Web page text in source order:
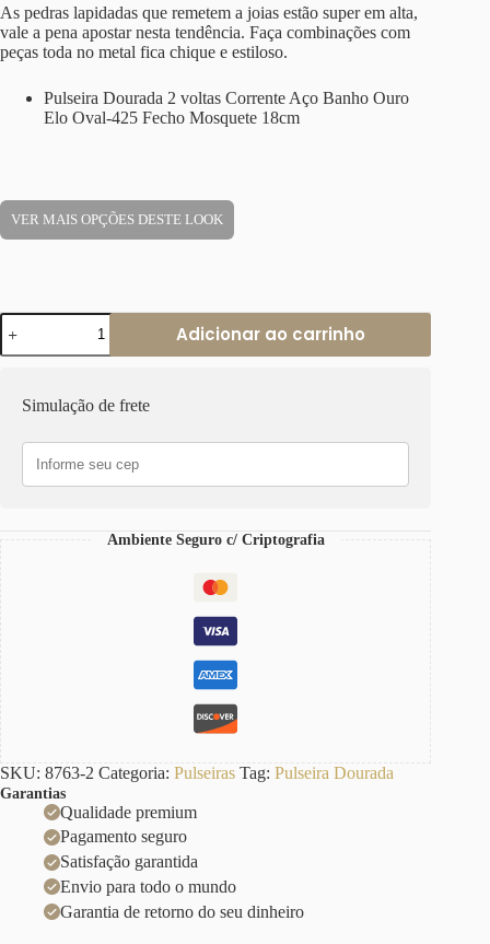
As pedras lapidadas que remetem a joias estão super em alta,
vale a pena apostar nesta tendência. Faça combinações com
peças toda no metal fica chique e estiloso.
Pulseira Dourada 2 voltas Corrente Aço Banho Ouro
Elo Oval-425 Fecho Mosquete 18cm
VER MAIS OPÇÕES DESTE LOOK
Pulseira
Dourada
2
Aço
Ouro
Oval-
Adicionar ao carrinho
Simulação de frete
Ambiente Seguro c/ Criptografia
SKU: 8763-2 Categoria: Pulseiras Tag: Pulseira Dourada
Garantias
Qualidade premium
Pagamento seguro
Satisfação garantida
Envio para todo o mundo
Garantia de retorno do seu dinheiro